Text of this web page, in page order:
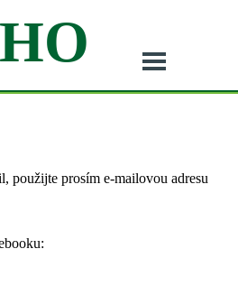
použijte prosím e-mailovou adresu